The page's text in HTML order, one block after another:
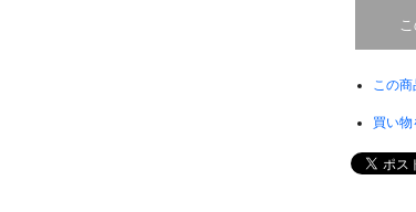
この
買い物